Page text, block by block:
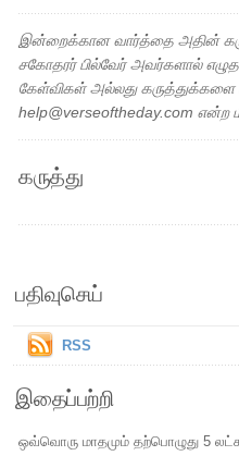
இன்றைக்கான வார்த்தை அதின்
சகோதரர் பில்வேர் அவர்களால்
கேள்விகள் அல்லது கருத்துக்களை
help@verseoftheday.com என்ற
கருத்து
பதிவுசெய்
RSS
இதைப்பற்றி
ஒவ்வொரு மாதமும் தற்பொழுது 5